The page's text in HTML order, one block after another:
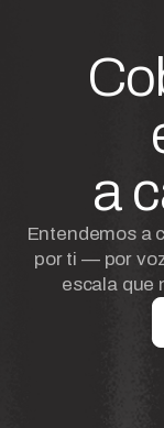
a
Entendemos a
por ti — por
escala que